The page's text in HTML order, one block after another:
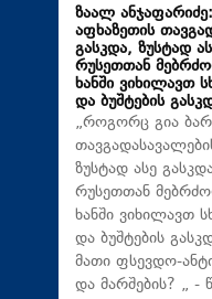
ზაალ
აფხაზეთის
გასკდა, ზუსტად
რუსეთთან
ხანში ვიხილავთ
და ბუშტების
„როგორც გია
ზუსტად ასე
რუსეთთან
ხანში ვიხილავთ
და ბუშტების
მათი ფსევდო-
და მარშების? „ -